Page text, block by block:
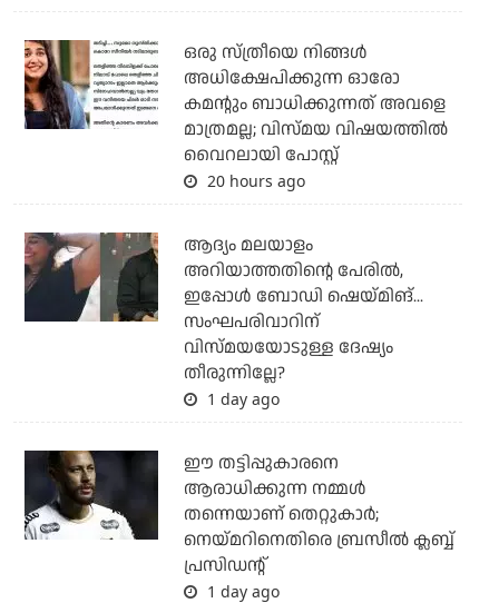
ഒരു സ്ത്രീയെ നിങ്ങള്‍
അധിക്ഷേപിക്കുന്ന ഓരോ
കമന്റും ബാധിക്കുന്നത് അവളെ
മാത്രമല്ല; വിസ്മയ വിഷയത്തില്‍
വൈറലായി പോസ്റ്റ്
20 hours ago
ആദ്യം മലയാളം
അറിയാത്തതിന്റെ പേരില്‍,
ഇപ്പോള്‍ ബോഡി ഷെയ്മിങ്...
സംഘപരിവാറിന്
വിസ്മയയോടുള്ള ദേഷ്യം
തീരുന്നില്ലേ?
1 day ago
ഈ തട്ടിപ്പുകാരനെ
ആരാധിക്കുന്ന നമ്മള്‍
തന്നെയാണ് തെറ്റുകാര്‍;
നെയ്മറിനെതിരെ ബ്രസീല്‍ ക്ലബ്ബ്
പ്രസിഡന്റ്
1 day ago